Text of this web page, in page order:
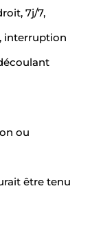
7j/7,
interruption
ou
être tenu